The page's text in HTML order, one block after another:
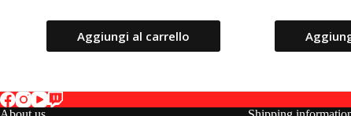
Aggiungi al carrello